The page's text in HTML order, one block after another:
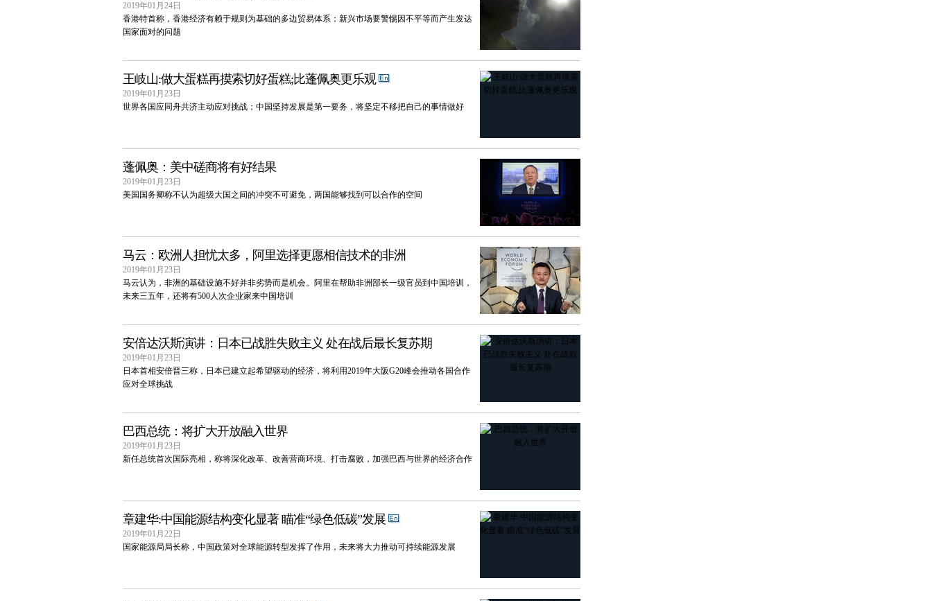
2019年01月24日
香港特首称，香港经济有赖于规则为基础的多边贸易体系；新兴市场要警惕因不平等而产生发达
国家面对的问题
王岐山:做大蛋糕再摸索切好蛋糕;比蓬佩奥更乐观
2019年01月23日
世界各国应同舟共济主动应对挑战；中国坚持发展是第一要务，将坚定不移把自己的事情做好
蓬佩奥：美中磋商将有好结果
2019年01月23日
美国国务卿称不认为超级大国之间的冲突不可避免，两国能够找到可以合作的空间
马云：欧洲人担忧太多，阿里选择更愿相信技术的非洲
2019年01月23日
马云认为，非洲的基础设施不好并非劣势而是机会。阿里在帮助非洲部长一级官员到中国培训，
未来三五年，还将有500人次企业家来中国培训
安倍达沃斯演讲：日本已战胜失败主义 处在战后最长复苏期
2019年01月23日
日本首相安倍晋三称，日本已建立起希望驱动的经济，将利用2019年大阪G20峰会推动各国合作
应对全球挑战
巴西总统：将扩大开放融入世界
2019年01月23日
新任总统首次国际亮相，称将深化改革、改善营商环境、打击腐败，加强巴西与世界的经济合作
章建华:中国能源结构变化显著 瞄准“绿色低碳”发展
2019年01月22日
国家能源局局长称，中国政策对全球能源转型发挥了作用，未来将大力推动可持续能源发展